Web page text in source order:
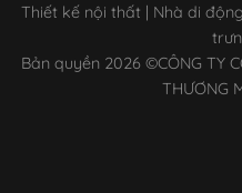
Thiết kế nội thất | Nhà di
Bản quyền 2026 ©CÔNG TY
THƯƠNG